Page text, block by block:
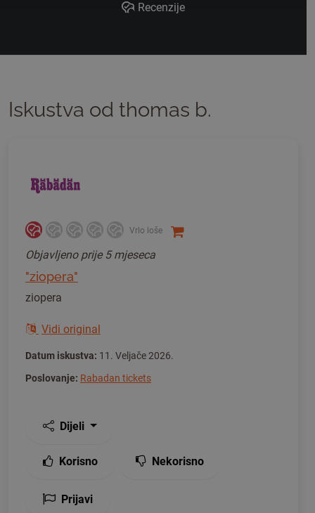
Recenzije
Iskustva od thomas b.
Vrlo loše
Objavljeno prije 5 mjeseca
"ziopera"
ziopera
Vidi original
Datum iskustva: 11. Veljače 2026.
Poslovanje: Rabadan tickets
Dijeli
Korisno Nekorisno
Prijavi